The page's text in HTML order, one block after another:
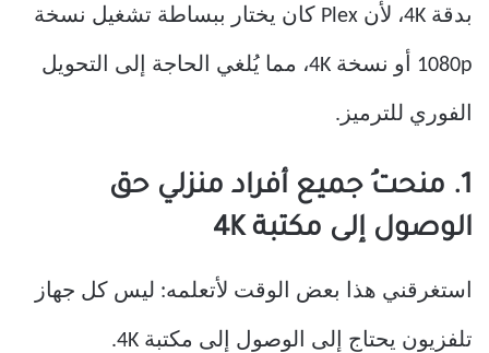
بدقة 4K، لأن Plex كان يختار ببساطة تشغيل نسخة
1080p أو نسخة 4K، مما يُلغي الحاجة إلى التحويل
الفوري للترميز.
1. منحتُ جميع أفراد منزلي حق
الوصول إلى مكتبة 4K
استغرقني هذا بعض الوقت لأتعلمه: ليس كل جهاز
تلفزيون يحتاج إلى الوصول إلى مكتبة 4K.